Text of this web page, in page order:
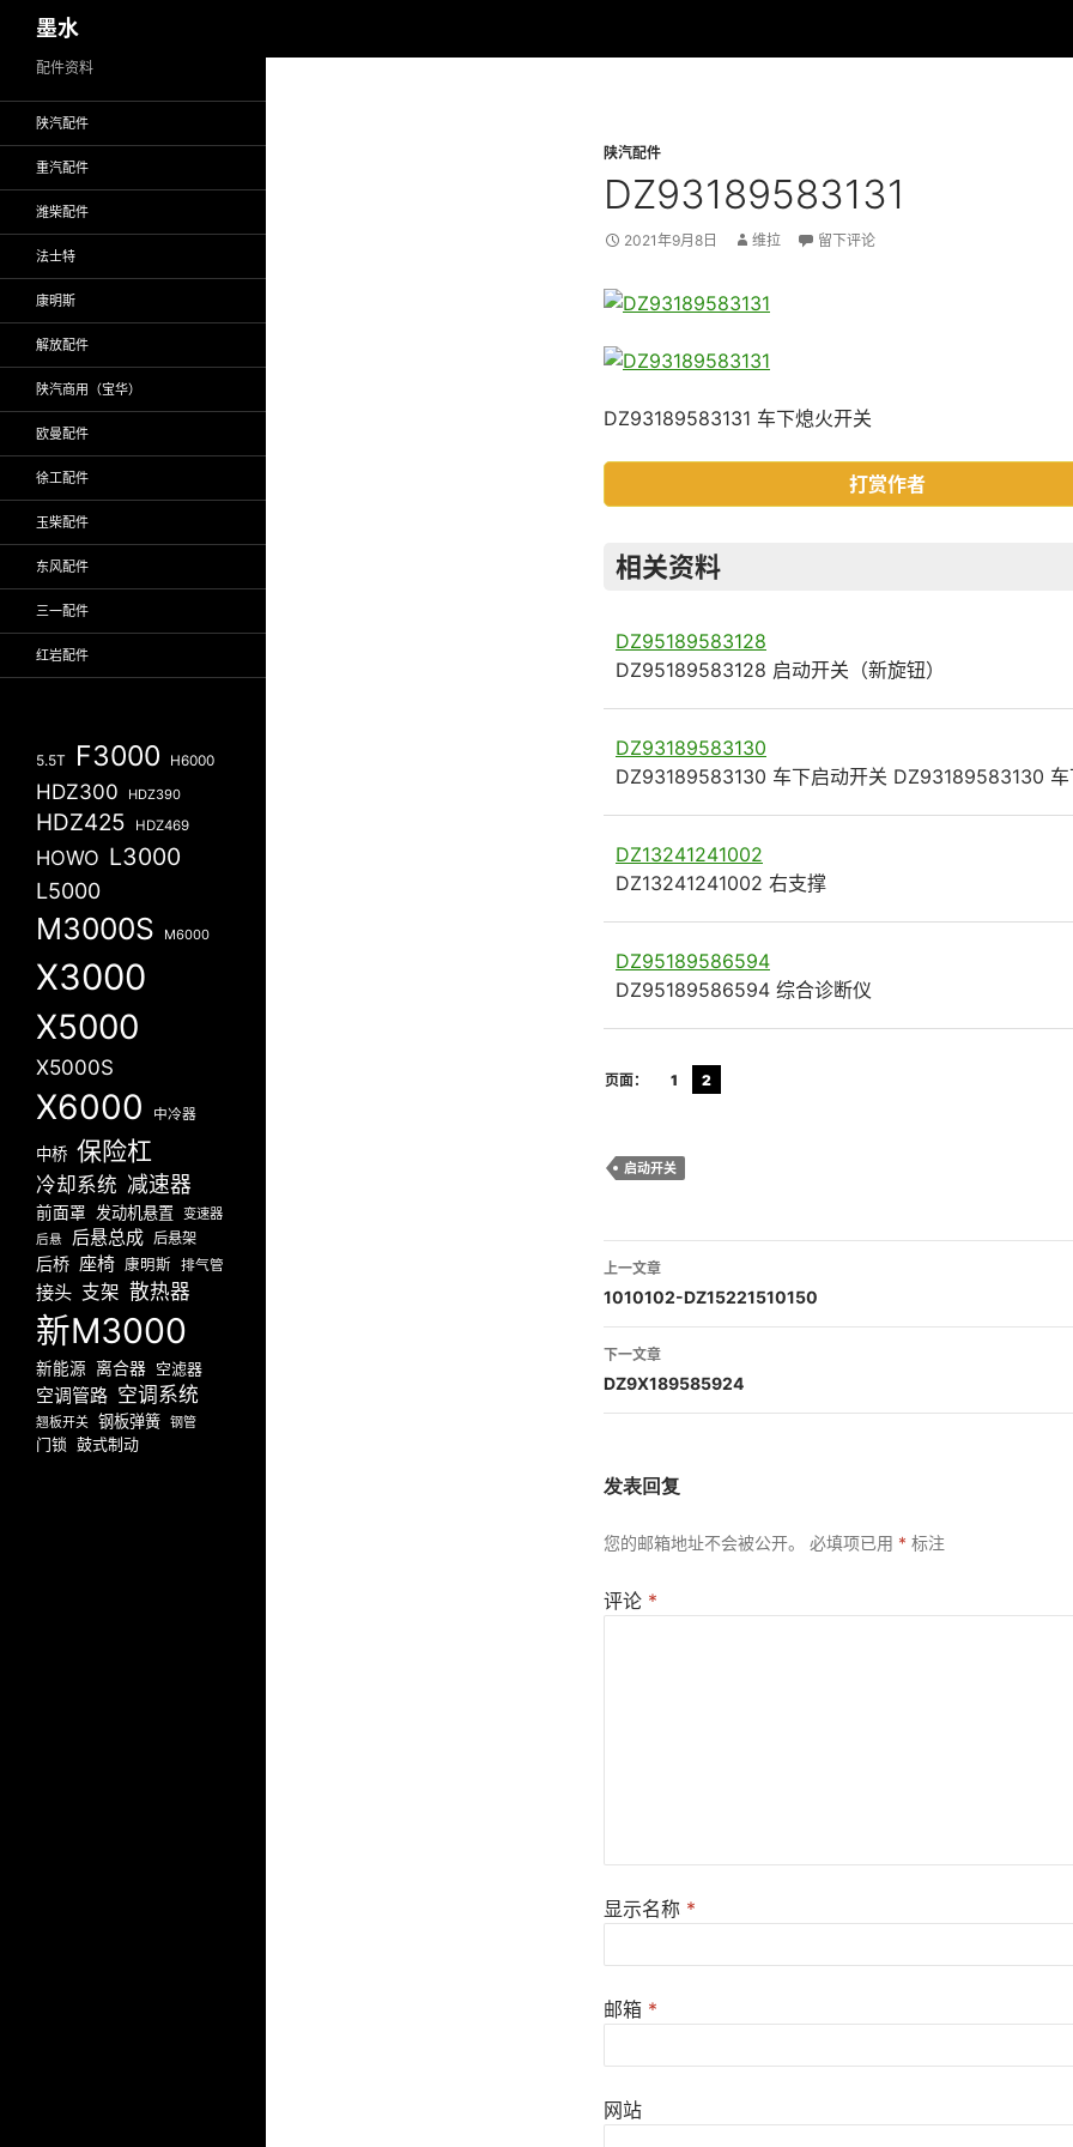
至
墨水
陕汽配件
DZ93189583131
2021年9月8日 维拉 留下评论
DZ93189583131 车下熄火开关
打赏作者
相关资料
DZ95189583128
DZ95189583128 启动开关（新旋钮）
DZ93189583130
DZ93189583130 车下启动开关 DZ93189583130
DZ13241241002
DZ13241241002 右支撑
DZ95189586594
DZ95189586594 综合诊断仪
页面： 1 2
启动开关
文
章
导
航
上一文章
1010102-DZ15221510150
下一文章
DZ9X189585924
发表回复
您的邮箱地址不会被公开。 必填项已用 * 标注
评论 *
显示名称 *
邮箱 *
网站
配件资料
陕汽配件
重汽配件
潍柴配件
法士特
康明斯
解放配件
陕汽商用（宝华）
欧曼配件
徐工配件
玉柴配件
东风配件
三一配件
红岩配件
5.5T F3000 H6000
HDZ300 HDZ390
HDZ425 HDZ469
HOWO L3000
L5000
M3000S M6000
X3000
X5000
X5000S
X6000 中冷器
中桥 保险杠
冷却系统 减速器
前面罩 发动机悬置 变速器
后悬 后悬总成 后悬架
后桥 座椅 康明斯 排气管
接头 支架 散热器
新M3000
新能源 离合器 空滤器
空调管路 空调系统
翘板开关 钢板弹簧 钢管
门锁 鼓式制动